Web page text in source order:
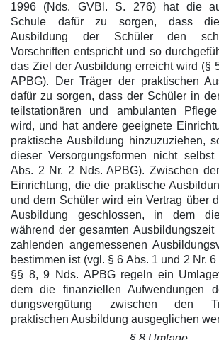
1996 (Nds. GVBl. S. 276) hat die
Schule dafür zu sorgen, dass
Ausbildung der Schüler den
Vorschriften entspricht und so
das Ziel der Ausbildung erreicht wird (§
APBG). Der Träger der praktischen
dafür zu sorgen, dass der Schüler in
teilstationären und ambulanten
wird, und hat andere geeignete
praktische Ausbildung hinzuzuziehen,
dieser Versorgungsformen nicht
Abs. 2 Nr. 2 Nds. APBG). Zwischen
Einrichtung, die die praktische
und dem Schüler wird ein Vertrag über
Ausbildung geschlossen, in dem
während der gesamten Ausbildungszeit
zahlenden angemessenen
bestimmen ist (vgl. § 6 Abs. 1 und 2 Nr.
§§ 8, 9 Nds. APBG regeln ein
dem die finanziellen Aufwendungen
dungsvergütung zwischen den
praktischen Ausbildung ausgeglichen